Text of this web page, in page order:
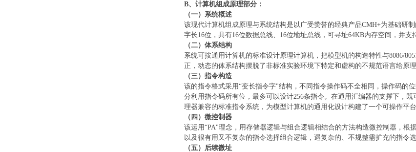
B、计算机组成原理部分：
（一） 系统概述
该现代计算机组成原理与系统结构是以广受赞誉的经典产品CMH+为基础研
字长16位，具有16位数据总线、16位地址总线，可寻址64KB内存空间，并支
（二） 体系结构
系统可按通用计算机的标准设计原理计算机，把模型机的构造特性与8086/
正，动态的体系结构摆脱了非标准实验环境下特定和虚构的不规范语言给原
（三） 指令构造
该的指令格式采用“变长指令字"结构，不同指令操作码不全相同，操作码的
分利用指令码所有位，最多可以设计256条指令。在通用汇编器的支撑下，
理器兼容的标准指令系统，为模型计算机的通用化设计构建了一个可操作平台
（四） 微控制器
该运用“PA"理念，用存储器逻辑与组合逻辑相结合的方法构造微控制器，
以及很有用又不复杂的指令选择组合逻辑，遇复杂的、不规整需扩充的指令
（五） 后续微址